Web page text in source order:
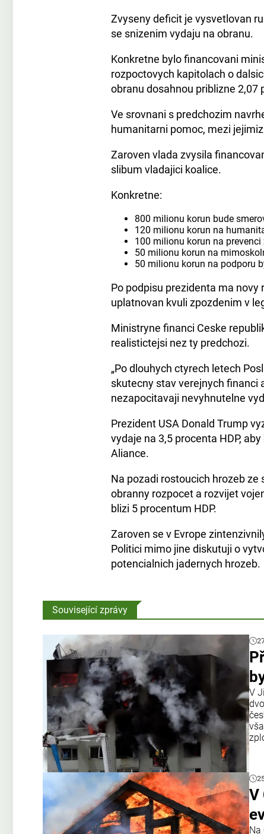
Zvyse­ny deficit je vysvetlovan
se snizenim vydaju na obranu.
Konkretne bylo financovani
rozpoctovych kapitolach o
obranu dosahnou priblizne 2,07
Ve srovnani s predchozim
humanitarni pomoc, mezi
Zaroven vlada zvysila
slibum vladajici koalice.
Konkretne:
800 milionu korun bude
120 milionu korun na
100 milionu korun na
50 milionu korun na
50 milionu korun na podporu
Po podpisu prezidenta ma
uplatnovan kvuli zpozdenim v
Ministryne financi Ceske
realistictejsi nez ty predchozi.
„Po dlouhych ctyrech letech
skutecny stav verejnych financi
nezapocitavaji nevyhnutelne
Prezident USA Donald Trump
vydaje na 3,5 procenta HDP,
Aliance.
Na pozadi rostoucich hrozeb
obranny rozpocet a rozvijet
blizi 5 procentum HDP.
Zaroven se v Evrope
Politici mimo jine diskutuji o
potencialnich jadernych hrozeb.
Související zprávy
V
V